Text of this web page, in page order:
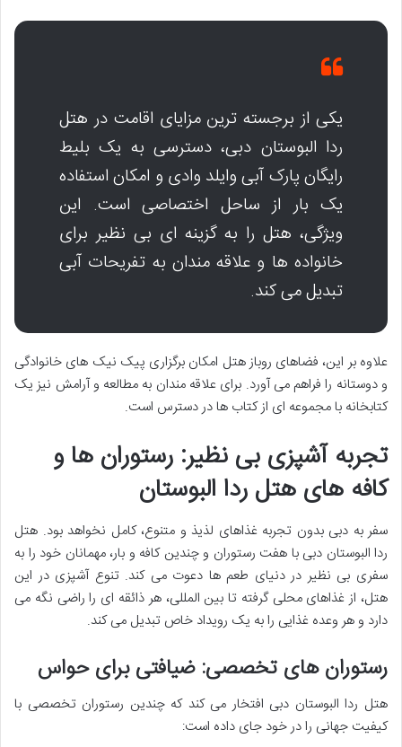
یکی از برجسته ترین مزایای اقامت در هتل
ردا البوستان دبی، دسترسی به یک بلیط
رایگان پارک آبی وایلد وادی و امکان استفاده
یک بار از ساحل اختصاصی است. این
ویژگی، هتل را به گزینه ای بی نظیر برای
خانواده ها و علاقه مندان به تفریحات آبی
تبدیل می کند.
علاوه بر این، فضاهای روباز هتل امکان برگزاری پیک نیک های خانوادگی
و دوستانه را فراهم می آورد. برای علاقه مندان به مطالعه و آرامش نیز یک
کتابخانه با مجموعه ای از کتاب ها در دسترس است.
تجربه آشپزی بی نظیر: رستوران ها و
کافه های هتل ردا البوستان
سفر به دبی بدون تجربه غذاهای لذیذ و متنوع، کامل نخواهد بود. هتل
ردا البوستان دبی با هفت رستوران و چندین کافه و بار، مهمانان خود را به
سفری بی نظیر در دنیای طعم ها دعوت می کند. تنوع آشپزی در این
هتل، از غذاهای محلی گرفته تا بین المللی، هر ذائقه ای را راضی نگه می
دارد و هر وعده غذایی را به یک رویداد خاص تبدیل می کند.
رستوران های تخصصی: ضیافتی برای حواس
هتل ردا البوستان دبی افتخار می کند که چندین رستوران تخصصی با
کیفیت جهانی را در خود جای داده است: